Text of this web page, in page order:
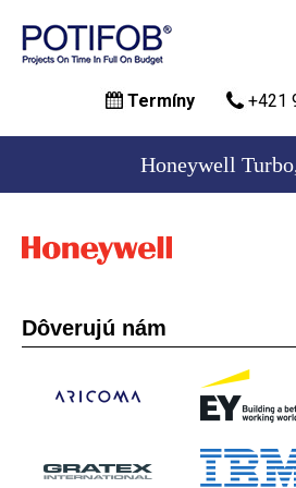
hlavný
Termíny +421
Honeywell
Dôverujú nám